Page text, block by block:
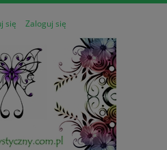
się Zaloguj się